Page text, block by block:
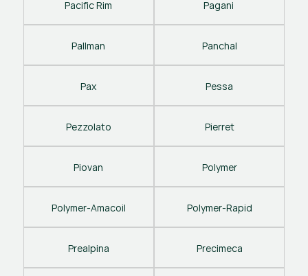
Pacific Rim Pagani
Pallman Panchal
Pax Pessa
Pezzolato Pierret
Piovan Polymer
Polymer-Amacoil Polymer-Rapid
Prealpina Precimeca